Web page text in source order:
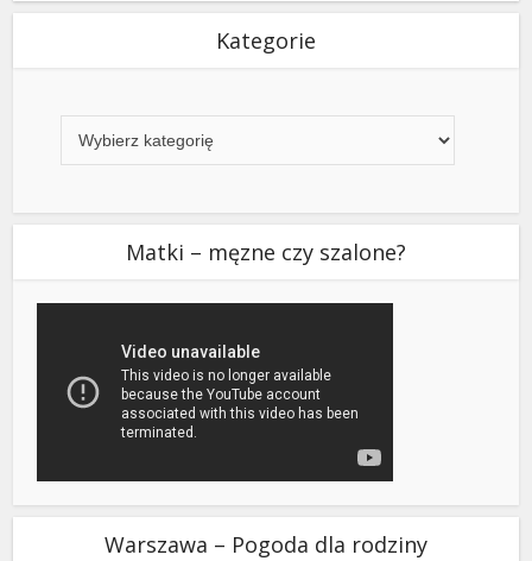
Kategorie
Matki – męzne czy szalone?
Warszawa – Pogoda dla rodziny